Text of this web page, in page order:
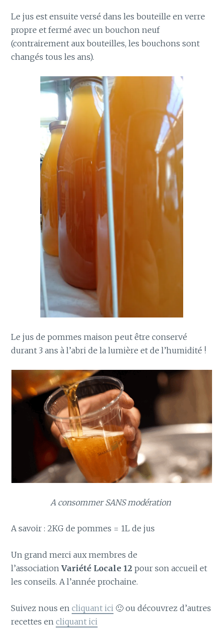
Le jus est ensuite versé dans les bouteille en verre
propre et fermé avec un bouchon neuf
(contrairement aux bouteilles, les bouchons sont
changés tous les ans).
Le jus de pommes maison peut être conservé
durant 3 ans à l’abri de la lumière et de l’humidité !
A consommer SANS modération
A savoir : 2KG de pommes = 1L de jus
Un grand merci aux membres de
l’associationVariété Locale 12 pour son accueil et
les conseils. A l’année prochaine.
Suivez nous encliquant ici 🙂 ou découvrez d’autres
recettes encliquant ici